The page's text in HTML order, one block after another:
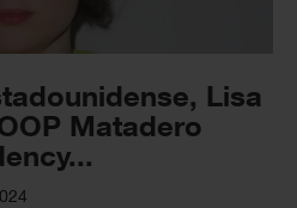
Lisa
Matadero